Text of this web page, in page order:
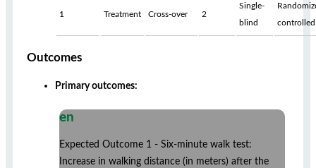
1 Treatment Cross-over 2
Single-
blind
controlled
Outcomes
Primary outcomes:
en
Expected Outcome 1 - Six-minute walk test:
Increase in walking distance (in meters) after the